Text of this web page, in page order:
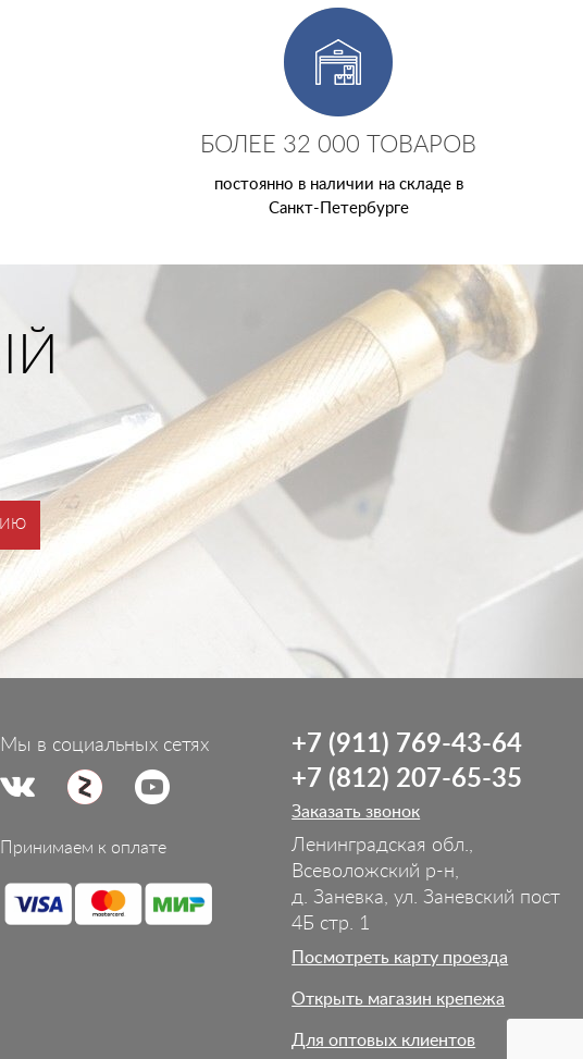
БОЛЕЕ 32 000 ТОВАРОВ
постоянно в наличии на складе в
Санкт-Петербурге
Мы в социальных сетях
Принимаем к оплате
+7 (911) 769-43-64
+7 (812) 207-65-35
Заказать звонок
Ленинградская обл.,
Всеволожский р-н,
д. Заневка, ул. Заневский пост
4Б стр. 1
Посмотреть карту проезда
Открыть магазин крепежа
Для оптовых клиентов